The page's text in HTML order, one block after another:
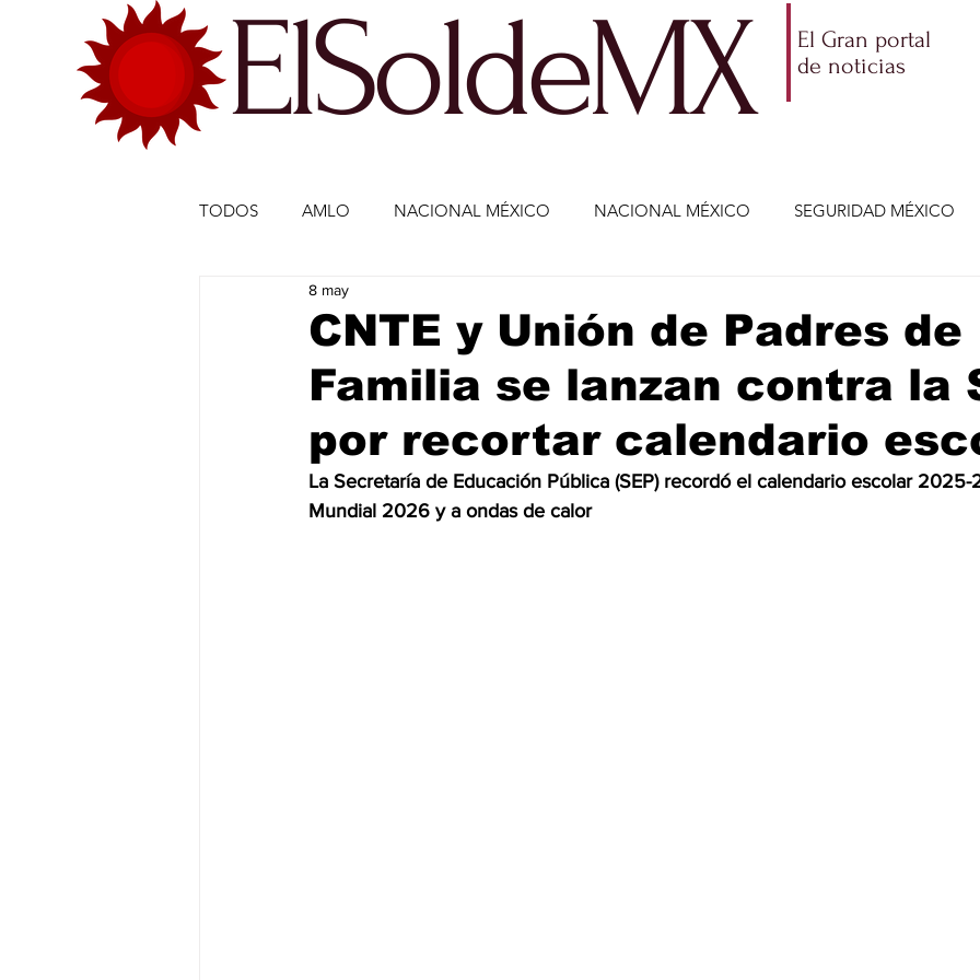
ElSoldeMX
El Gran portal
de noticias
TODOS AMLO NACIONAL MÉXICO NACIONAL MÉXICO SEGURIDAD MÉXICO
ECONOMÍA MÉXICO
DEPORTES DEPORTES CIENCIA Y TECNOLOGÍA ENTRETENIMIENTO VIDA
ESTADOS-POLÍTICA ENTRETENIMIENTO JALISCO-ENRIQUE ALFARO JALISCO-
CNTE y Unión de Padres de
Familia se lanzan contra la
por recortar calendario
8 may
La Secretaría de Educación Pública (SEP) recordó el calendario escolar
Mundial 2026 y a ondas de calor